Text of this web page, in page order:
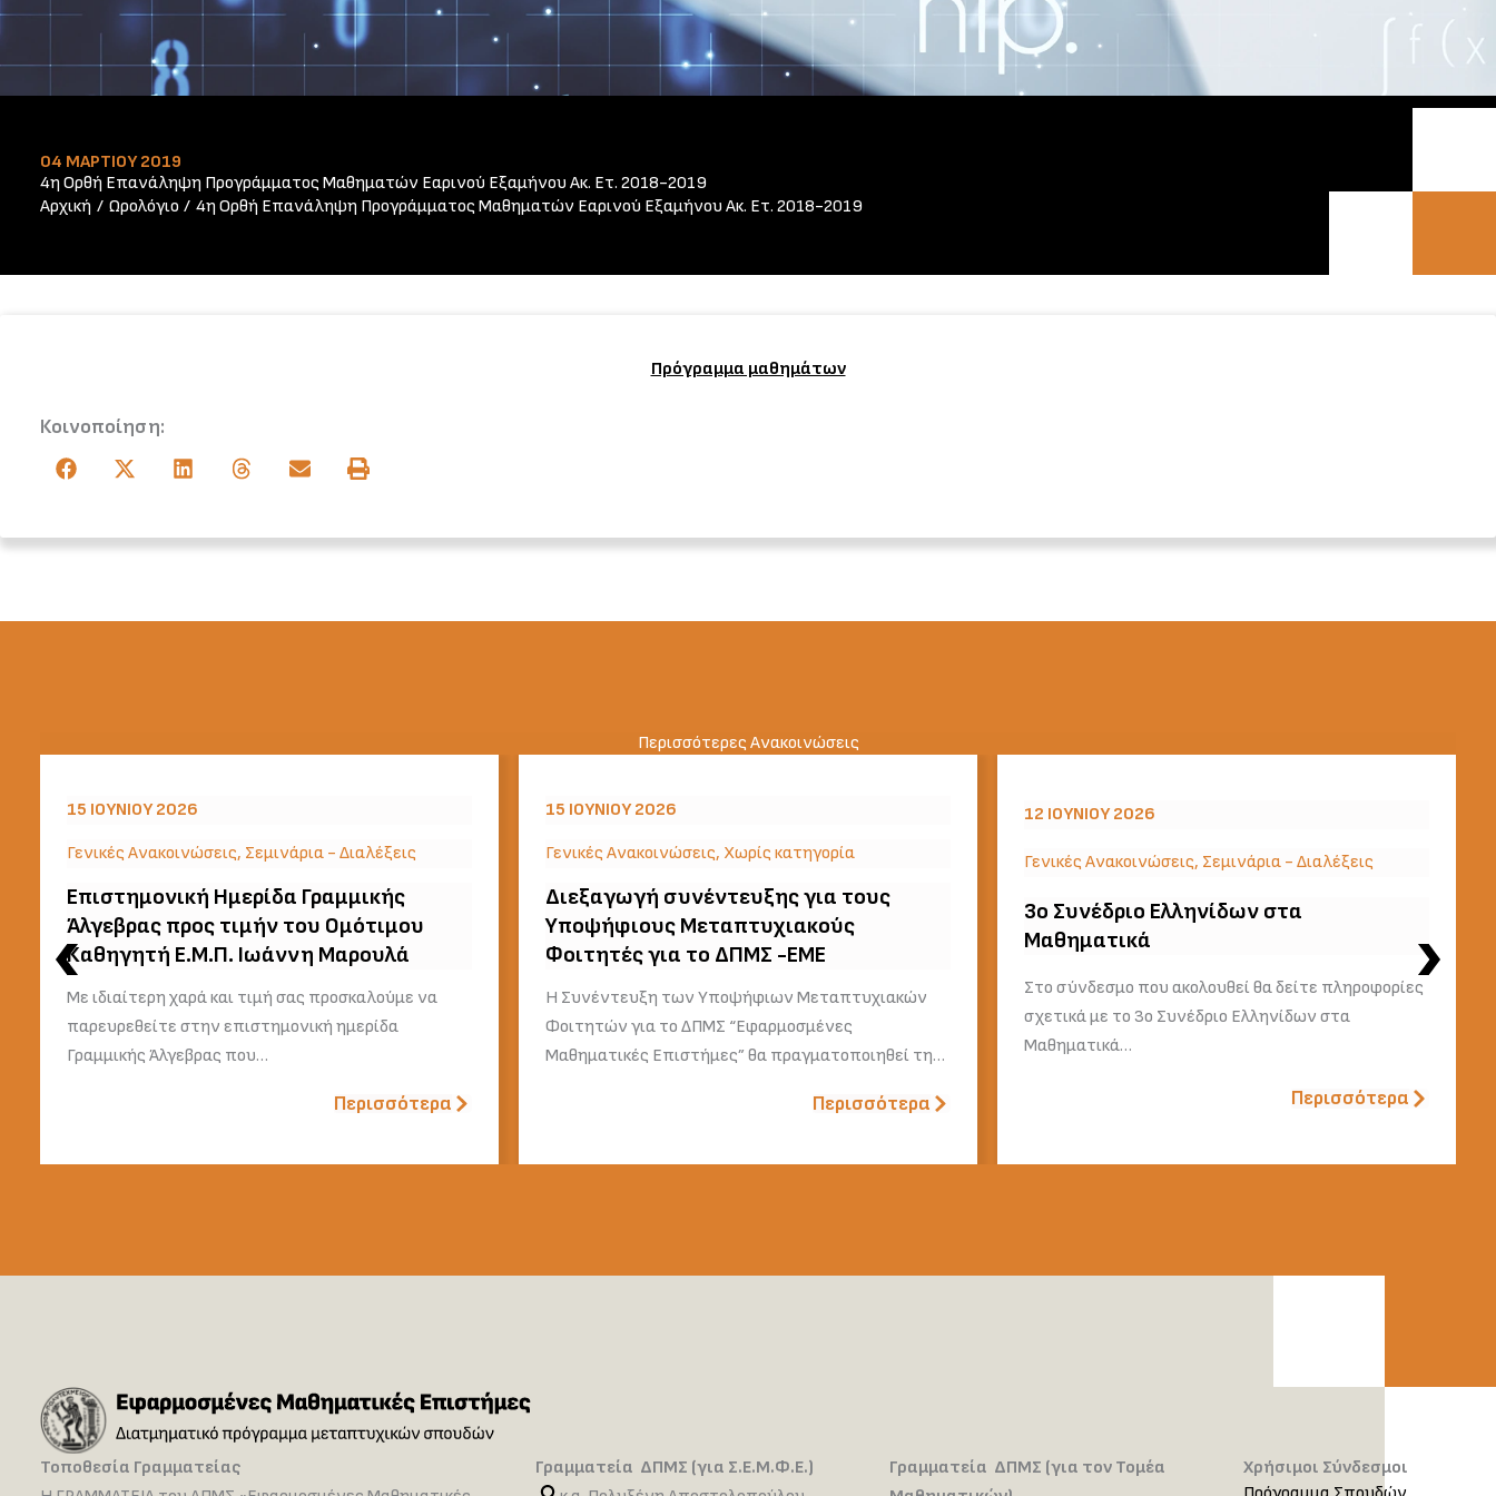
04 ΜΑΡΤΊΟΥ 2019
4η Ορθή Επανάληψη Προγράμματος Μαθηματών Εαρινού Εξαμήνου Ακ. Ετ. 2018-2019
Αρχική
Ωρολόγιο 4η Ορθή Επανάληψη Προγράμματος Μαθηματών Εαρινού Εξαμήνου Ακ. Ετ. 2018-2019
Πρόγραμμα μαθημάτων
Κοινοποίηση:
Περισσότερες Ανακοινώσεις
15 ΙΟΥΝΊΟΥ 2026
Γενικές Ανακοινώσεις, Σεμινάρια - Διαλέξεις
Επιστημονική Ημερίδα Γραμμικής
Άλγεβρας προς τιμήν του Ομότιμου
Καθηγητή Ε.Μ.Π. Ιωάννη Μαρουλά
Με ιδιαίτερη χαρά και τιμή σας προσκαλούμε να
παρευρεθείτε στην επιστημονική ημερίδα
Γραμμικής Άλγεβρας που…
Περισσότερα
15 ΙΟΥΝΊΟΥ 2026
Γενικές Ανακοινώσεις, Χωρίς κατηγορία
Διεξαγωγή συνέντευξης για τους
Υποψήφιους Μεταπτυχιακούς
Φοιτητές για το ΔΠΜΣ -ΕΜΕ
Η Συνέντευξη των Υποψήφιων Μεταπτυχιακών
Φοιτητών για το ΔΠΜΣ “Εφαρμοσμένες
Μαθηματικές Επιστήμες” θα πραγματοποιηθεί τη…
Περισσότερα
12 ΙΟΥΝΊΟΥ 2026
Γενικές Ανακοινώσεις, Σεμινάρια - Διαλέξεις
3o Συνέδριο Ελληνίδων στα
Μαθηματικά
Στο σύνδεσμο που ακολουθεί θα δείτε πληροφορίες
σχετικά με το 3ο Συνέδριο Ελληνίδων στα
Μαθηματικά…
Περισσότερα
Τοποθεσία Γραμματείας
Γραμματεία ΔΠΜΣ (για Σ.Ε.Μ.Φ.Ε.)
Γραμματεία ΔΠΜΣ (για τον Τομέα
Χρήσιμοι Σύνδεσμοι